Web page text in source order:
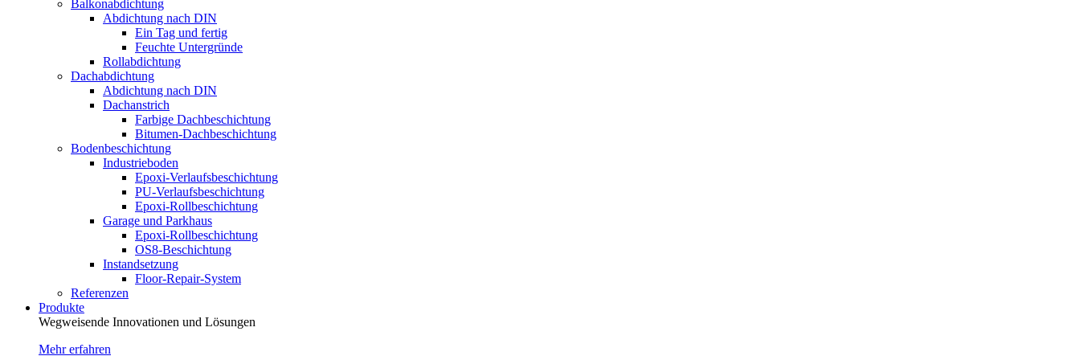
Balkonabdichtung
Abdichtung nach DIN
Ein Tag und fertig
Feuchte Untergründe
Rollabdichtung
Dachabdichtung
Abdichtung nach DIN
Dachanstrich
Farbige Dachbeschichtung
Bitumen-Dachbeschichtung
Bodenbeschichtung
Industrieboden
Epoxi-Verlaufsbeschichtung
PU-Verlaufsbeschichtung
Epoxi-Rollbeschichtung
Garage und Parkhaus
Epoxi-Rollbeschichtung
OS8-Beschichtung
Instandsetzung
Floor-Repair-System
Referenzen
Produkte
Wegweisende Innovationen und Lösungen
Mehr erfahren